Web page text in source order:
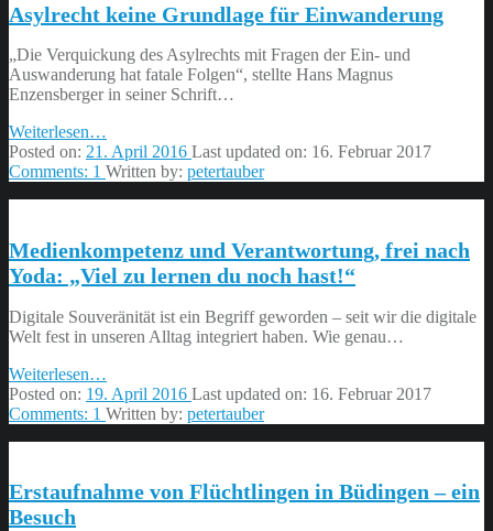
christlicher
von
Matthias
Zimmer”
Asylrecht keine Grundlage für Einwanderung
„Die Verquickung des Asylrechts mit Fragen der Ein- und
Auswanderung hat fatale Folgen“, stellte Hans Magnus
Enzensberger in seiner Schrift…
Weiterlesen“Asylrecht
keine
Grundlage
…
Posted on: 21. April 2016 Last updated on: 16. Februar 2017
Comments: 1 Written by: petertauber
Medienkompetenz und Verantwortung, frei nach
Yoda: „Viel zu lernen du noch hast!“
Digitale Souveränität ist ein Begriff geworden – seit wir die digitale
Welt fest in unseren Alltag integriert haben. Wie genau…
Weiterlesen
und
Verantwortung,
„Viel
…
Posted on: 19. April 2016 Last updated on: 16. Februar 2017
Comments: 1 Written by: petertauber
Erstaufnahme von Flüchtlingen in Büdingen – ein
Besuch